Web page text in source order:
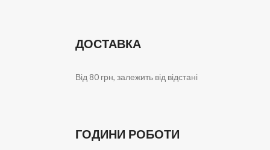
ДОСТАВКА
Від 80 грн, залежить від відстані
ГОДИНИ РОБОТИ